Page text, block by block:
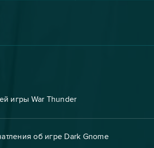
игры War Thunder
об игре Dark Gnome